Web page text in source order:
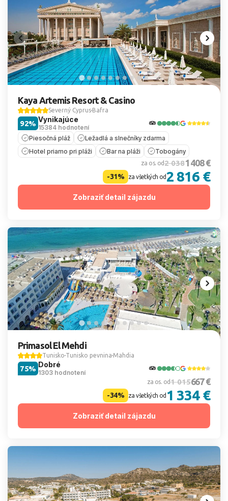
Kaya Artemis Resort & Casino
Severný Cyprus Bafra
Vynikajúce
15384 hodnotení
92%
Piesočná pláž
Ležadlá a slnečníky zdarma
Hotel priamo pri pláži
Bar na pláži Tobogány
za os. od2 0381 408 €
-31% za všetkých od2 816 €
Zobraziť detail zájazdu
Primasol El Mehdi
Tunisko Tunisko pevnina Mahdia
Dobré
1303 hodnotení
75%
za os. od1 015667 €
-34% za všetkých od 1 334 €
Zobraziť detail zájazdu